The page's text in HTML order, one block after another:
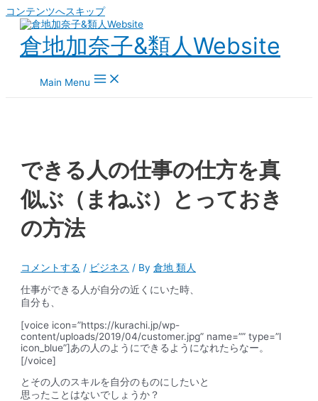
コンテンツへスキップ
倉地加奈子&類人Website
Main Menu
できる人の仕事の仕方を真
似ぶ（まねぶ）とっておき
の方法
コメントする / ビジネス / By倉地 類人
仕事ができる人が自分の近くにいた時、
自分も、
[voice icon=”https://kurachi.jp/wp-
content/uploads/2019/04/customer.jpg” name=”” type=”l
icon_blue”]あの人のようにできるようになれたらなー。
[/voice]
とその人のスキルを自分のものにしたいと
思ったことはないでしょうか？